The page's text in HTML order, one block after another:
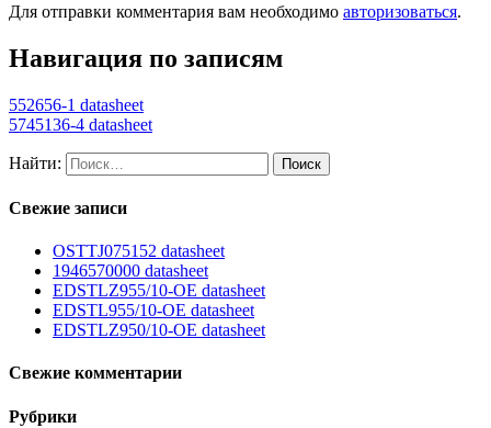
Для отправки комментария вам необходимо авторизоваться.
Навигация по записям
552656-1 datasheet
5745136-4 datasheet
Найти:
Свежие записи
OSTTJ075152 datasheet
1946570000 datasheet
EDSTLZ955/10-OE datasheet
EDSTL955/10-OE datasheet
EDSTLZ950/10-OE datasheet
Свежие комментарии
Рубрики